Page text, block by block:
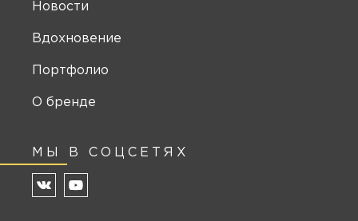
Новости
Вдохновение
Портфолио
О бренде
МЫ В СОЦСЕТЯХ